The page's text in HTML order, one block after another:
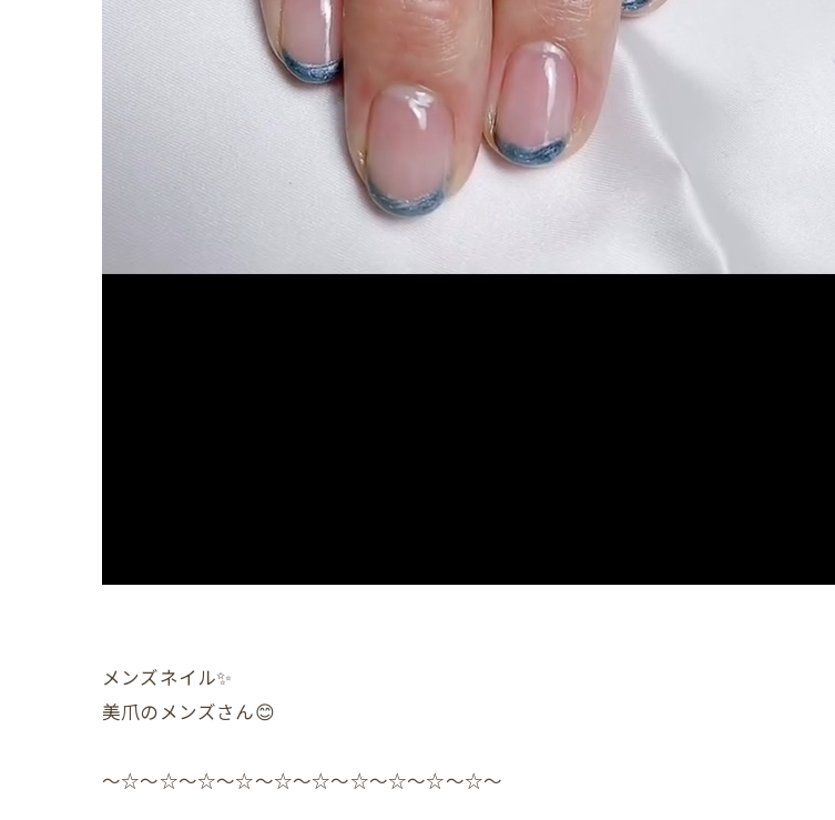
メンズネイル✨️
美爪のメンズさん😊
〜☆〜☆〜☆〜☆〜☆〜☆〜☆〜☆〜☆〜☆〜